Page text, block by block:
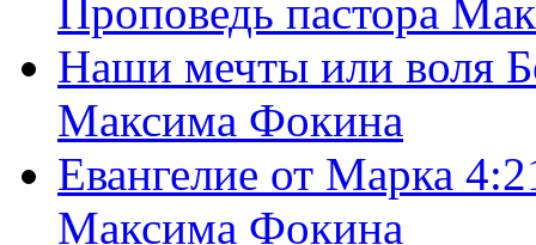
Проповедь пастора
Наши мечты или воля
Максима Фокина
Евангелие от Марка
Максима Фокина